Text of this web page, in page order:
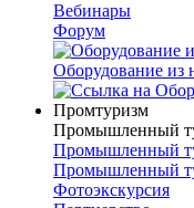
Вебинары
Форум
Оборудование из
Промтуризм
Промышленный
Промышленный
Промышленный
Фотоэкскурсия